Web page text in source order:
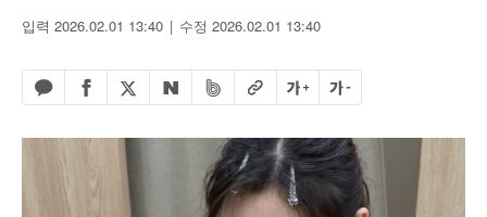
입력 2026.02.01 13:40 수정 2026.02.01 13:40
카카오톡 공유하기
페이스북 공유하기
엑스 공유하기
네이버 공유하기
밴드 공유하기
URL복사글자 크게글자 작게